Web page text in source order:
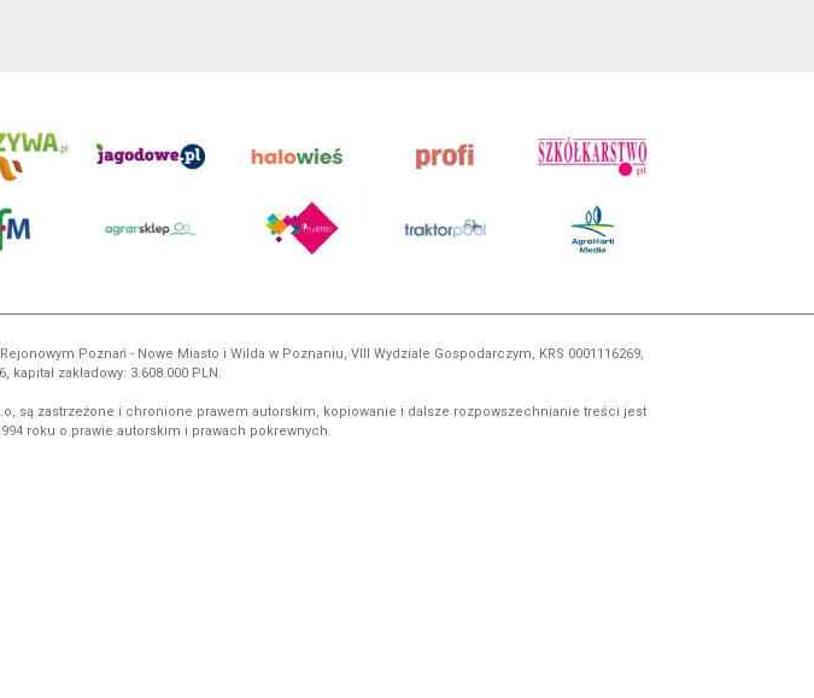
Poznań - Nowe Miasto i Wilda w Poznaniu, VIII Wydziale Gospodarczym, KRS 0001116269,
kapitał zakładowy: 3.608.000 PLN.
są zastrzeżone i chronione prawem autorskim, kopiowanie i dalsze rozpowszechnianie treści jest
roku o prawie autorskim i prawach pokrewnych.